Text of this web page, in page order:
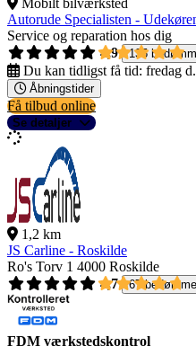
Mobilt bilværksted
Autorude Specialisten -
Service og reparation hos dig
4,9
135
Du kan tidligst få tid: fredag
Åbningstider
Få tilbud online
Se detaljer
1,2 km
JS Carline - Roskilde
Ro's Torv 1 4000 Roskilde
4,7
67
FDM værkstedskontrol